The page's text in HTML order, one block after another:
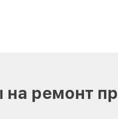
на ремонт